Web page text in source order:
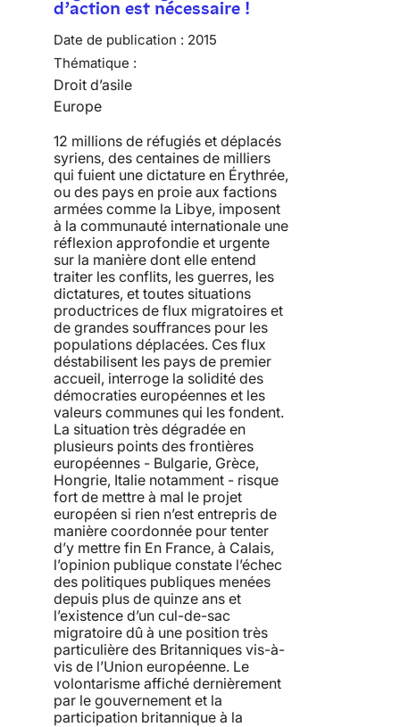
d’action est nécessaire !
Date de publication : 2015
Thématique :
Droit d’asile
Europe
12 millions de réfugiés et déplacés
syriens, des centaines de milliers
qui fuient une dictature en Érythrée,
ou des pays en proie aux factions
armées comme la Libye, imposent
à la communauté internationale une
réflexion approfondie et urgente
sur la manière dont elle entend
traiter les conflits, les guerres, les
dictatures, et toutes situations
productrices de flux migratoires et
de grandes souffrances pour les
populations déplacées. Ces flux
déstabilisent les pays de premier
accueil, interroge la solidité des
démocraties européennes et les
valeurs communes qui les fondent.
La situation très dégradée en
plusieurs points des frontières
européennes - Bulgarie, Grèce,
Hongrie, Italie notamment - risque
fort de mettre à mal le projet
européen si rien n’est entrepris de
manière coordonnée pour tenter
d’y mettre fin En France, à Calais,
l’opinion publique constate l’échec
des politiques publiques menées
depuis plus de quinze ans et
l’existence d’un cul-de-sac
migratoire dû à une position très
particulière des Britanniques vis-à-
vis de l’Union européenne. Le
volontarisme affiché dernièrement
par le gouvernement et la
participation britannique à la